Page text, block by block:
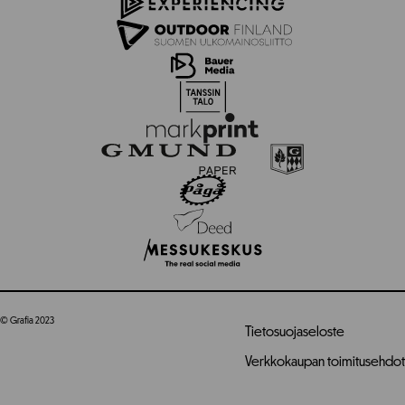
© Grafia 2023
Tietosuojaseloste
Verkkokaupan toimitusehdot